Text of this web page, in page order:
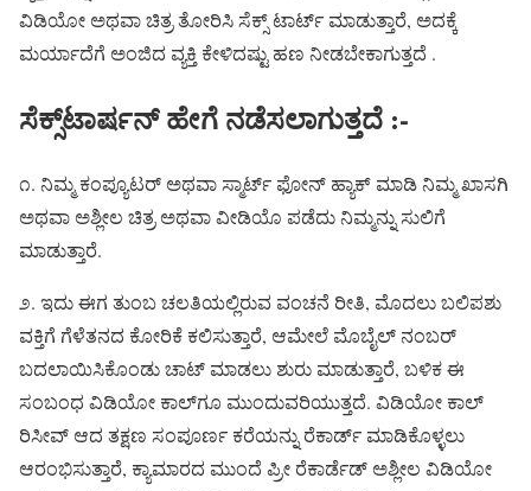
ವಿಡಿಯೋ ಅಥವಾ ಚಿತ್ರ ತೋರಿಸಿ ಸೆಕ್ಸ್ ಟಾರ್ಟ್ ಮಾಡುತ್ತಾರೆ, ಅದಕ್ಕೆ
ಮರ್ಯಾದೆಗೆ ಅಂಜಿದ ವ್ಯಕ್ತಿ ಕೇಳಿದಷ್ಟು ಹಣ ನೀಡಬೇಕಾಗುತ್ತದೆ .
ಸೆಕ್ಸ್‌ಟಾರ್ಷನ್‌ ಹೇಗೆ ನಡೆಸಲಾಗುತ್ತದೆ :-
೧. ನಿಮ್ಮ ಕಂಪ್ಯೂಟರ್ ಅಥವಾ ಸ್ಮಾರ್ಟ್ ಫೋನ್ ಹ್ಯಾಕ್ ಮಾಡಿ ನಿಮ್ಮ ಖಾಸಗಿ
ಅಥವಾ ಅಶ್ಲೀಲ ಚಿತ್ರ ಅಥವಾ ವೀಡಿಯೊ ಪಡೆದು ನಿಮ್ಮನ್ನು ಸುಲಿಗೆ
ಮಾಡುತ್ತಾರೆ.
೨. ಇದು ಈಗ ತುಂಬ ಚಲತಿಯಲ್ಲಿರುವ ವಂಚನೆ ರೀತಿ, ಮೊದಲು ಬಲಿಪಶು
ವಕ್ತಿಗೆ ಗೆಳೆತನದ ಕೋರಿಕೆ ಕಲಿಸುತ್ತಾರೆ, ಆಮೇಲೆ ಮೊಬೈಲ್‌ ನಂಬರ್‌
ಬದಲಾಯಿಸಿಕೊಂಡು ಚಾಟ್‌ ಮಾಡಲು ಶುರು ಮಾಡುತ್ತಾರೆ, ಬಳಿಕ ಈ
ಸಂಬಂಧ ವಿಡಿಯೋ ಕಾಲ್‌ಗೂ ಮುಂದುವರಿಯುತ್ತದೆ. ವಿಡಿಯೋ ಕಾಲ್‌
ರಿಸೀವ್ ಆದ ತಕ್ಷಣ ಸಂಪೂರ್ಣ ಕರೆಯನ್ನು ರೆಕಾರ್ಡ್ ಮಾಡಿಕೊಳ್ಳಲು
ಆರಂಭಿಸುತ್ತಾರೆ, ಕ್ಯಾಮಾರದ ಮುಂದೆ ಪ್ರೀ ರೆಕಾರ್ಡೆಡ್ ಅಶ್ಲೀಲ ವಿಡಿಯೋ